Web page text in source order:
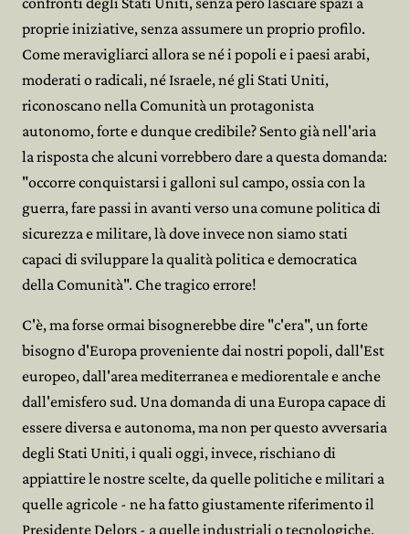
proprie iniziative, senza assumere un proprio profilo.
Come meravigliarci allora se né i popoli e i paesi arabi,
moderati o radicali, né Israele, né gli Stati Uniti,
riconoscano nella Comunità un protagonista
autonomo, forte e dunque credibile? Sento già nell'aria
la risposta che alcuni vorrebbero dare a questa domanda:
"occorre conquistarsi i galloni sul campo, ossia con la
guerra, fare passi in avanti verso una comune politica di
sicurezza e militare, là dove invece non siamo stati
capaci di sviluppare la qualità politica e democratica
della Comunità". Che tragico errore!
C'è, ma forse ormai bisognerebbe dire "c'era", un forte
bisogno d'Europa proveniente dai nostri popoli, dall'Est
europeo, dall'area mediterranea e mediorentale e anche
dall'emisfero sud. Una domanda di una Europa capace di
essere diversa e autonoma, ma non per questo avversaria
degli Stati Uniti, i quali oggi, invece, rischiano di
appiattire le nostre scelte, da quelle politiche e militari a
quelle agricole - ne ha fatto giustamente riferimento il
Presidente Delors - a quelle industriali o tecnologiche,